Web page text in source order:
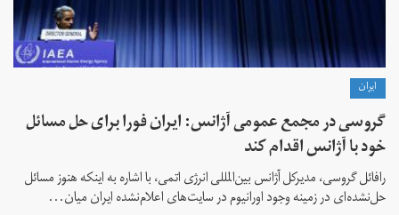
ايران
گروسی در مجمع عمومی آژانس: ایران فورا برای حل مسائل
خود با آژانس اقدام کند
رافائل گروسی، مدیرکل آژانس بین‌المللی انرژی اتمی، با اشاره به اینکه هنوز مسائل
حل‌نشده‌ای در زمینه وجود اورانیوم در سایت‌های اعلام‌نشده ایران میان...